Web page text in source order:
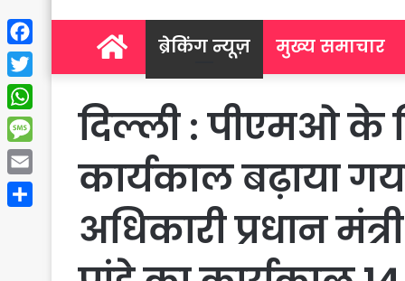
Homeब्रेकिंग न्यूज़ मुख्य समाचार
दिल्ली : पीएमओ के
कार्यकाल बढ़ाया
अधिकारी प्रधान
Facebook
Twitter
WhatsApp
Message
Email